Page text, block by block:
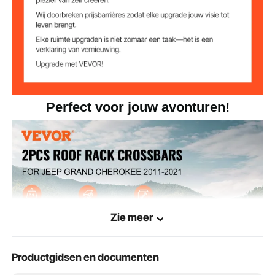
dwarsbalk
Perfect voor jouw avonturen!
Zie meer
Productgidsen en documenten